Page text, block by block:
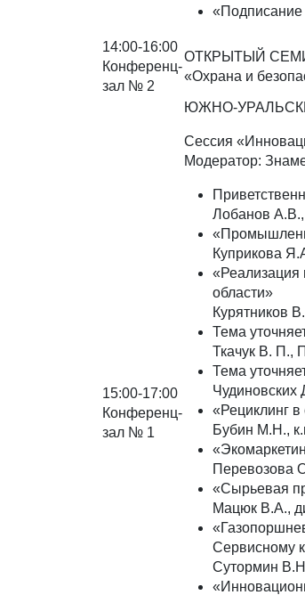
«Подписание
14:00-16:00
Конференц-
зал № 2
ОТКРЫТЫЙ
«Охрана и
15:00-17:00
Конференц-
зал № 1
ЮЖНО-
Сессия
Модератор:
Лобанов А.В.,
Куприкова
«Реализация
области»
Курятников
Тема
Ткачук В. П.,
Тема
«Рециклинг
Бубин М.Н.,
Перевозова
«Сырьевая
Мацюк В.А.,
Сервисному
Сутормин